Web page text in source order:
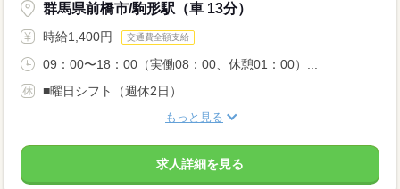
群馬県前橋市/駒形駅（車 13分）
時給1,400円 交通費全額支給
09：00〜18：00（実働08：00、休憩01：00）...
■曜日シフト（週休2日）
もっと見る
求人詳細を見る